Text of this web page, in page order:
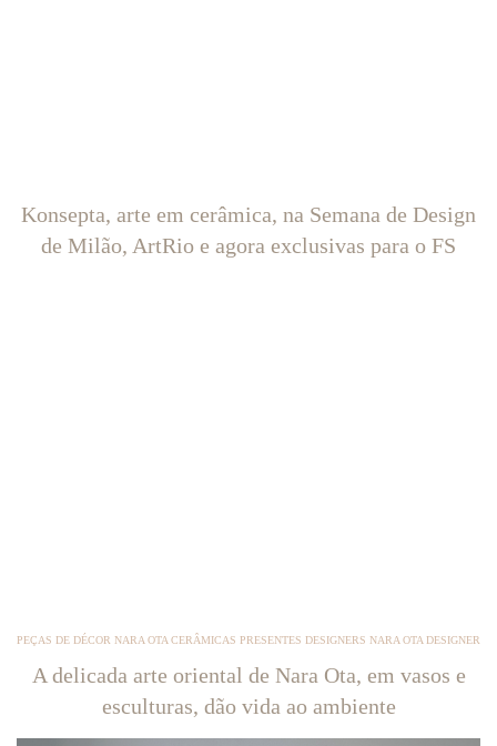
Konsepta, arte em cerâmica, na Semana de Design
de Milão, ArtRio e agora exclusivas para o FS
PEÇAS DE DÉCOR NARA OTA CERÂMICAS PRESENTES DESIGNERS NARA OTA DESIGNER
A delicada arte oriental de Nara Ota, em vasos e
esculturas, dão vida ao ambiente